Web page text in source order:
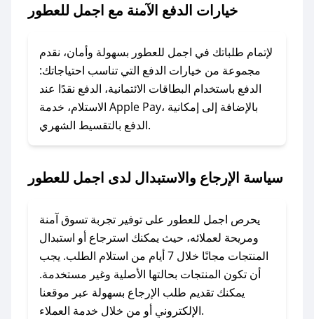
لا تقلق! يمكنك التواصل مع فريق دعم صحصح عبر
الرسائل الخاصة على تويتر أو البريد الإلكتروني،
وسنقوم بحل المشكلة في أسرع وقت ممكن.
### ماذا أفعل إذا لم أجد كود خصم لمتجري
المفضل؟
مراسلتنا مباشرة وسنعمل على توفير الكوبونات في
### كيف تحصل على كوبونات خصم حصرية من
اجمل للعطور؟
للحصول على كوبونات وخصومات حصرية، قم بما
يلي:
- اضغط على أيقونة متابعة لمتجر اجمل للعطور في
خيارات الدفع الآمنة مع اجمل للعطور
لإتمام طلباتك في اجمل للعطور بسهولة وأمان، نقدم
مجموعة من خيارات الدفع التي تناسب احتياجاتك:
الدفع باستخدام البطاقات الائتمانية، الدفع نقدًا عند
الاستلام، خدمة Apple Pay، بالإضافة إلى إمكانية
الدفع بالتقسيط الشهري.
سياسة الإرجاع والاستبدال لدى اجمل للعطور
يحرص اجمل للعطور على توفير تجربة تسوق آمنة
ومريحة لعملائه، حيث يمكنك استرجاع أو استبدال
المنتجات مجانًا خلال 7 أيام من استلام الطلب. يجب
أن تكون المنتجات بحالتها الأصلية وغير مستخدمة.
يمكنك تقديم طلب الإرجاع بسهولة عبر موقعنا
الإلكتروني أو من خلال خدمة العملاء.